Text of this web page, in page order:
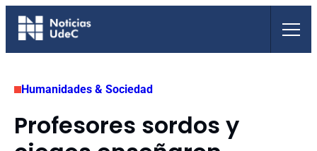
Saltar
Humanidades & Sociedad
Profesores sordos y